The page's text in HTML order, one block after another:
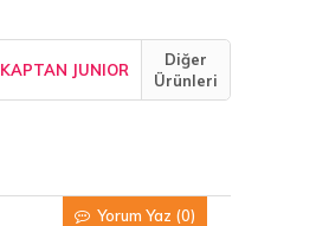
KAPTAN JUNIOR
Diğer
Ürünleri
Yorum Yaz (0)